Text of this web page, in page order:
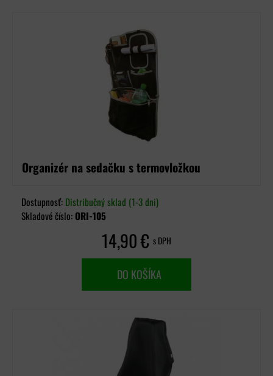
Organizér na sedačku s termovložkou
Dostupnosť: Distribučný sklad (1-3 dni)
Skladové číslo: ORI-105
14,90 € s DPH
DO KOŠÍKA